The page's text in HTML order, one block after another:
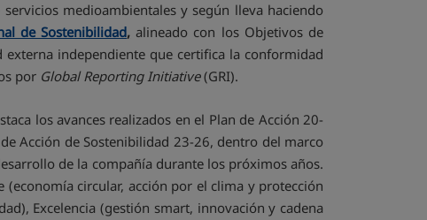
medioambientales y según lleva haciendo
de Sostenibilidad, alineado con los Objetivos de
independiente que certifica la conformidad
por Global Reporting Initiative(GRI).
los avances realizados en el Plan de Acción 20-
Acción de Sostenibilidad 23-26, dentro del marco
de la compañía durante los próximos años.
circular, acción por el clima y protección
Excelencia (gestión smart, innovación y cadena